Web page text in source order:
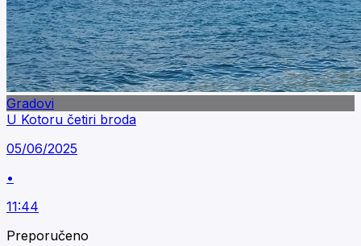
Gradovi
U Kotoru četiri broda
05/06/2025
•
11:44
Preporučeno